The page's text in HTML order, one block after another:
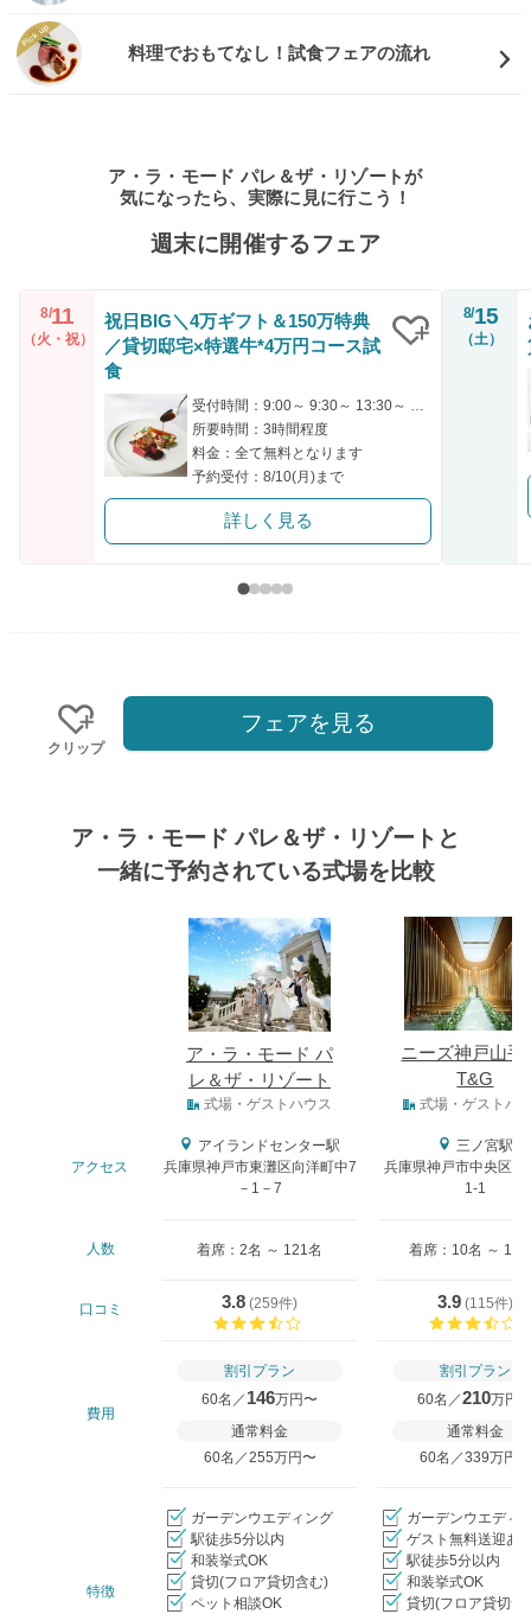
料理でおもてなし！試食フェアの流れ
ア・ラ・モード パレ＆ザ・リゾートが
気になったら、実際に見に行こう！
週末に開催するフェア
8/11
（火・祝）
祝日BIG＼4万ギフト＆150万特典
／貸切邸宅×特選牛*4万円コース試
食
受付時間：9:00～ 9:30～ 13:30～ 17:30～
所要時間：3時間程度
料金：全て無料となります
予約受付：8/10(月)まで
詳しく見る
8/15
（土）
クリップ
フェアを見る
ア・ラ・モード パレ＆ザ・リゾートと
一緒に予約されている式場を比較
ア・ラ・モード パ
レ＆ザ・リゾート
ニーズ神戸山手
T&G
式場・ゲストハウス 式場・ゲストハ
アクセス
アイランドセンター駅
兵庫県神戸市東灘区向洋町中7
－1－7
三ノ宮駅
兵庫県神戸市中央区布
1-1
人数 着席：2名 ～ 121名 着席：10名 ～ 114
口コミ 3.8 (259件)
3.9 (115件)
費用
割引プラン
60名／ 146万円〜
通常料金
60名／255万円〜
割引プラン
60名／210万円
通常料金
60名／339万円〜
特徴
ガーデンウエディング
駅徒歩5分以内
和装挙式OK
貸切(フロア貸切含む)
ペット相談OK
ガーデンウエディ
ゲスト無料送迎あ
駅徒歩5分以内
和装挙式OK
貸切(フロア貸切含